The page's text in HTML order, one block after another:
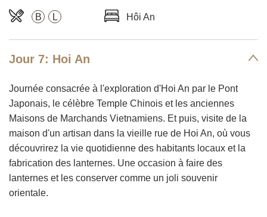
B L Hôi An
Jour 7: Hoi An
Journée consacrée à l'exploration d'Hoi An par le Pont
Japonais, le célèbre Temple Chinois et les anciennes
Maisons de Marchands Vietnamiens. Et puis, visite de la
maison d'un artisan dans la vieille rue de Hoi An, où vous
découvrirez la vie quotidienne des habitants locaux et la
fabrication des lanternes. Une occasion à faire des
lanternes et les conserver comme un joli souvenir
orientale.